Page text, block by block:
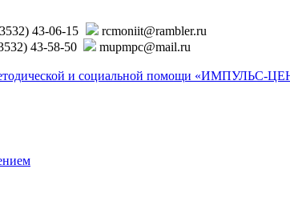
43-06-15
rcmoniit@rambler.ru
43-58-50
mupmpc@mail.ru
и социальной помощи «ИМПУЛЬС-